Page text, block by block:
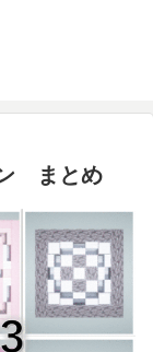
ン まとめ